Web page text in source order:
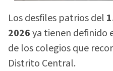
Los desfiles patrios del
2026ya tienen definido
de los colegios que
Distrito Central.